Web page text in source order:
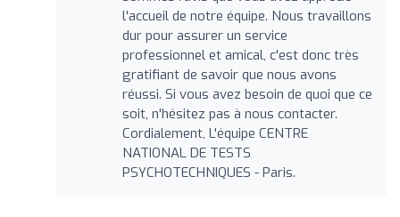
l'accueil de notre équipe. Nous travaillons
dur pour assurer un service
professionnel et amical, c'est donc très
gratifiant de savoir que nous avons
réussi. Si vous avez besoin de quoi que ce
soit, n'hésitez pas à nous contacter.
Cordialement, L'équipe CENTRE
NATIONAL DE TESTS
PSYCHOTECHNIQUES - Paris.